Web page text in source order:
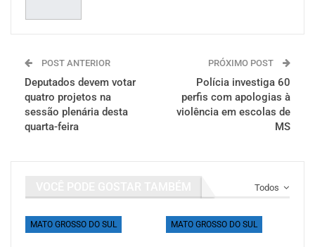
POST ANTERIOR
Deputados devem votar
quatro projetos na
sessão plenária desta
quarta-feira
PRÓXIMO POST
Polícia investiga 60
perfis com apologias à
violência em escolas de
MS
Todos
MATO GROSSO DO SUL MATO GROSSO DO SUL